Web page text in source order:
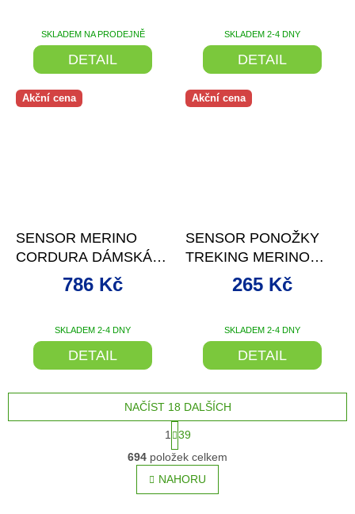
SKLADEM NA PRODEJNĚ
DETAIL
SKLADEM 2-4 DNY
DETAIL
Akční cena
SENSOR MERINO
CORDURA DÁMSKÁ
PODPRSENKA ČERNÁ
SKLADEM 2-4 DNY
786 Kč
DETAIL
Akční cena
SENSOR PONOŽKY
TREKING MERINO
ČERNÁ/MODRÁ
SKLADEM 2-4 DNY
265 Kč
DETAIL
O
v
l
á
NAČÍST 18 DALŠÍCH
t
r
á
n
k
1
39
694 položek celkem
NAHORU